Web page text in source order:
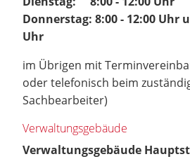
Donnerstag: 8:00 - 12:00 Uhr
Uhr
im Übrigen mit
oder telefonisch beim
Sachbearbeiter)
Verwaltungsgebäude
Verwaltungsgebäude